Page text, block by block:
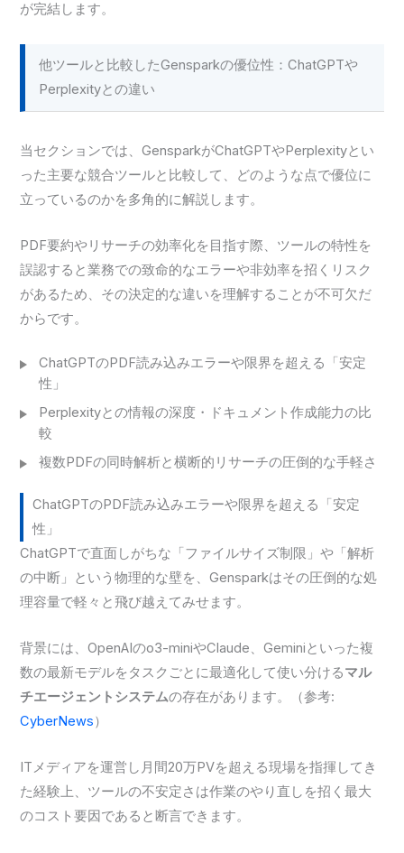
が完結します。
他ツールと比較したGensparkの優位性：ChatGPTや
Perplexityとの違い
当セクションでは、GensparkがChatGPTやPerplexityとい
った主要な競合ツールと比較して、どのような点で優位に
立っているのかを多角的に解説します。
PDF要約やリサーチの効率化を目指す際、ツールの特性を
誤認すると業務での致命的なエラーや非効率を招くリスク
があるため、その決定的な違いを理解することが不可欠だ
からです。
ChatGPTのPDF読み込みエラーや限界を超える「安定
性」
Perplexityとの情報の深度・ドキュメント作成能力の比
較
複数PDFの同時解析と横断的リサーチの圧倒的な手軽さ
ChatGPTのPDF読み込みエラーや限界を超える「安定
性」
ChatGPTで直面しがちな「ファイルサイズ制限」や「解析
の中断」という物理的な壁を、Gensparkはその圧倒的な処
理容量で軽々と飛び越えてみせます。
背景には、OpenAIのo3-miniやClaude、Geminiといった複
数の最新モデルをタスクごとに最適化して使い分けるマル
チエージェントシステムの存在があります。（参考:
CyberNews）
ITメディアを運営し月間20万PVを超える現場を指揮してき
た経験上、ツールの不安定さは作業のやり直しを招く最大
のコスト要因であると断言できます。